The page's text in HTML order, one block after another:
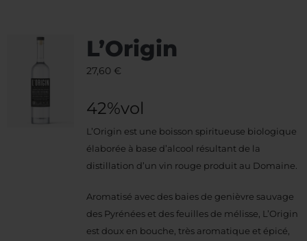
L’Origin
27,60 €
42%vol
L’Origin est une boisson spiritueuse biologique
élaborée à base d’alcool résultant de la
distillation d’un vin rouge produit au Domaine.
Aromatisé avec des baies de genièvre sauvage
des Pyrénées et des feuilles de mélisse, L’Origin
est doux en bouche, très aromatique et épicé,